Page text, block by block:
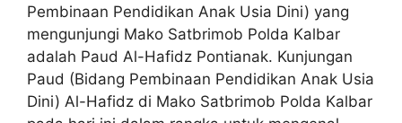
Pembinaan Pendidikan Anak Usia Dini) yang
mengunjungi Mako Satbrimob Polda Kalbar
adalah Paud Al-Hafidz Pontianak. Kunjungan
Paud (Bidang Pembinaan Pendidikan Anak Usia
Dini) Al-Hafidz di Mako Satbrimob Polda Kalbar